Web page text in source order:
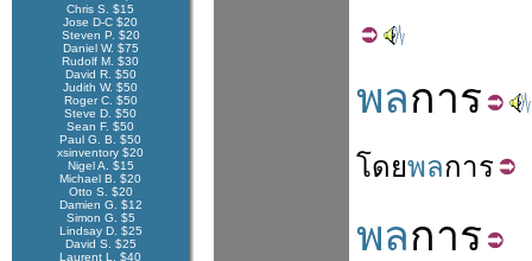
Chris S. $15
Jose D-C $20
Steven P. $20
Daniel W. $75
Rudolf M. $30
David R. $50
Judith W. $50
Roger C. $50
Steve D. $50
Sean F. $50
Paul G. B. $50
xsinventory $20
Nigel A. $15
Michael B. $20
Otto S. $20
Damien G. $12
Simon G. $5
Lindsay D. $25
David S. $25
Laurent L. $40
พลการ
โดยพลการ
พลการ